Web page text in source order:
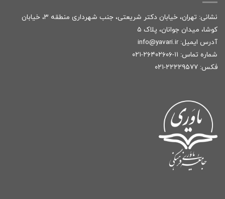
نشانی: تهران، خیابان دکتر شریعتی، جنب شهرداری منطقه ۳، خیابان
کوشا، میدان جوانان، پلاک ۵
آدرس ایمیل: info@yavari.ir
شماره تماس: ۱۱-۲۶۴۰۲۶۰۶-۰۲۱
فکس: ۲۲۲۲۹۵۷۷-۰۲۱